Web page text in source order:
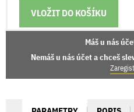
VLOŽIT DO KOŠÍKU
MOŽNOSTI DORUČENÍ
Máš u nás
Nemáš u nás účet a chceš